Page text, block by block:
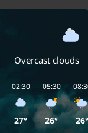
Overcast clouds
02:30
27°
05:30
26° 26°